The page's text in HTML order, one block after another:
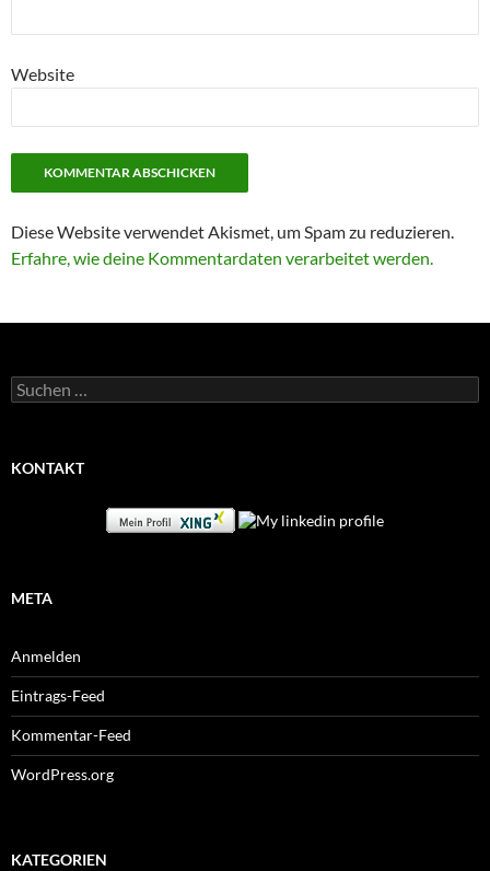
Website
Diese Website verwendet Akismet, um Spam zu reduzieren.
Erfahre, wie deine Kommentardaten verarbeitet werden.
Suchen
nach:
KONTAKT
META
Anmelden
Eintrags-Feed
Kommentar-Feed
WordPress.org
KATEGORIEN